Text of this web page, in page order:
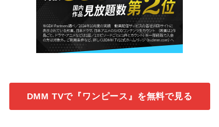
DMM TVで『ワンピース』を無料で見る